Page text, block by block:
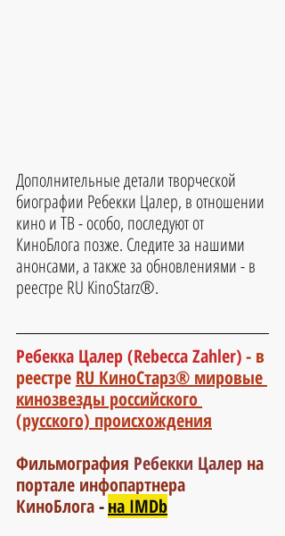
Дополнительные детали творческой
биографии Ребекки Цалер, в отношении
кино и ТВ - особо, последуют от
КиноБлога позже. Следите за нашими
анонсами, а также за обновлениями - в
реестре RU KinoStarz®.
Ребекка Цалер (Rebecca Zahler)- в
реестре RU КиноСтарз® мировые
кинозвезды российского
(русского) происхождения
Фильмография Ребекки Цалер на
портале инфопартнера
КиноБлога -на IMDb